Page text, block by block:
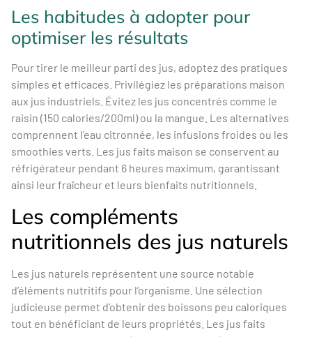
Les habitudes à adopter pour
optimiser les résultats
Pour tirer le meilleur parti des jus, adoptez des pratiques
simples et efficaces. Privilégiez les préparations maison
aux jus industriels. Évitez les jus concentrés comme le
raisin (150 calories/200ml) ou la mangue. Les alternatives
comprennent l’eau citronnée, les infusions froides ou les
smoothies verts. Les jus faits maison se conservent au
réfrigérateur pendant 6 heures maximum, garantissant
ainsi leur fraîcheur et leurs bienfaits nutritionnels.
Les compléments
nutritionnels des jus naturels
Les jus naturels représentent une source notable
d’éléments nutritifs pour l’organisme. Une sélection
judicieuse permet d’obtenir des boissons peu caloriques
tout en bénéficiant de leurs propriétés. Les jus faits